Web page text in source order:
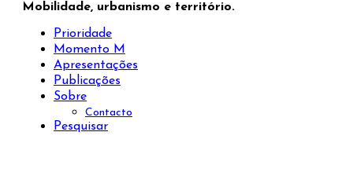
Mobilidade, urbanismo e território.
Prioridade
Momento M
Apresentações
Publicações
Sobre
Contacto
Pesquisar